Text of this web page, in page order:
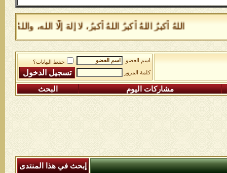
اللهُ أكبرُ اللهُ أكبرُ اللهُ أكبرُ، لا إلهَ إلَّا الله،
اسم العضو
حفظ البيانات؟
كلمة المرور
مشاركات اليوم البحث
إبحث في هذا المنتدى